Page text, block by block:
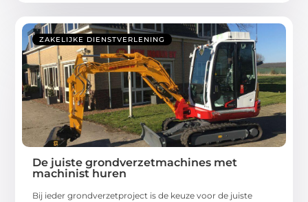
ZAKELIJKE DIENSTVERLENING
De juiste grondverzetmachines met
machinist huren
Bij ieder grondverzetproject is de keuze voor de juiste